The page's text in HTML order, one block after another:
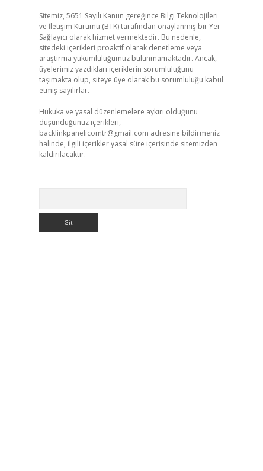
Sitemiz, 5651 Sayılı Kanun gereğince Bilgi Teknolojileri
ve İletişim Kurumu (BTK) tarafından onaylanmış bir Yer
Sağlayıcı olarak hizmet vermektedir. Bu nedenle,
sitedeki içerikleri proaktif olarak denetleme veya
araştırma yükümlülüğümüz bulunmamaktadır. Ancak,
üyelerimiz yazdıkları içeriklerin sorumluluğunu
taşımakta olup, siteye üye olarak bu sorumluluğu kabul
etmiş sayılırlar.
Hukuka ve yasal düzenlemelere aykırı olduğunu
düşündüğünüz içerikleri,
backlinkpanelicomtr@gmail.com adresine bildirmeniz
halinde, ilgili içerikler yasal süre içerisinde sitemizden
kaldırılacaktır.